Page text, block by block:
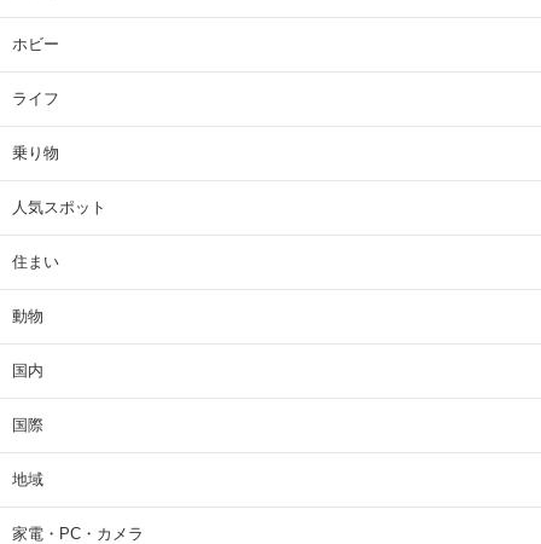
ホビー
ライフ
乗り物
人気スポット
住まい
動物
国内
国際
地域
家電・PC・カメラ